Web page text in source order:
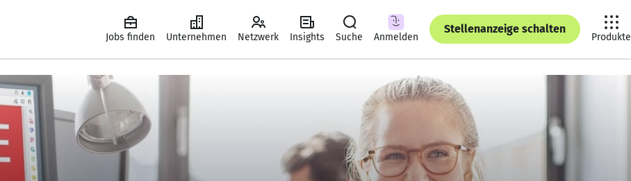
Jobs finden Unternehmen Netzwerk Insights Suche Anmelden
Stellenanzeige schalten
Produkte